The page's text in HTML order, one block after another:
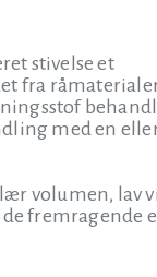
stivelse et
fra
med en
volumen, lav
fremragende